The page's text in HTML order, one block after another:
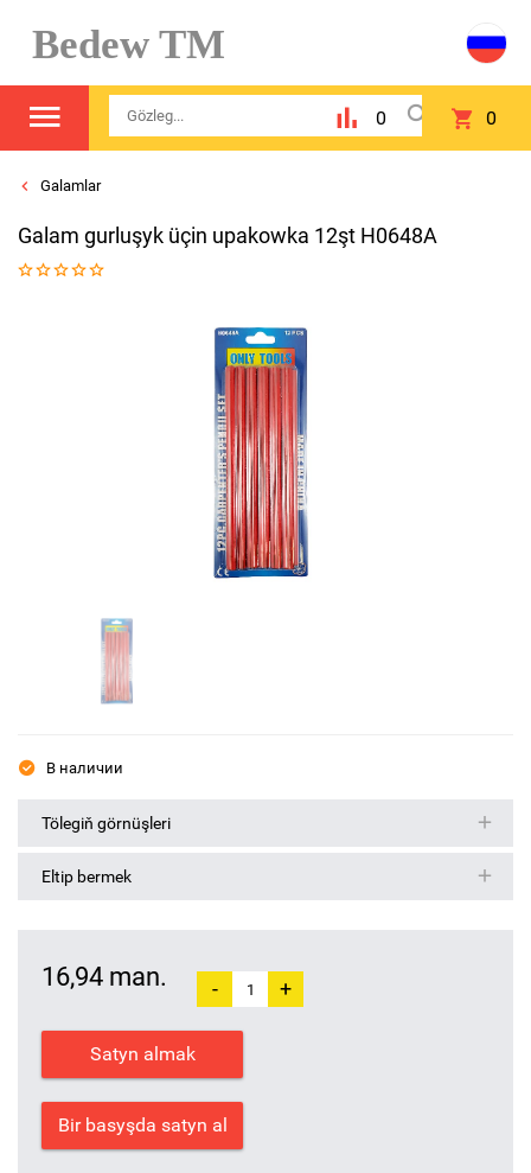
Bedew TM
0 0
Galamlar
Galam gurluşyk üçin upakowka 12şt H0648A
В наличии
Tölegiň görnüşleri
Eltip bermek
16,94 man. - +
Satyn almak
Bir basyşda satyn al